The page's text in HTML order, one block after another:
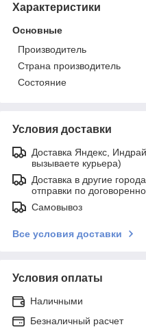
Характеристики
Основные
Производитель
Страна производитель
Состояние
Условия доставки
Доставка Яндекс,
вызываете курьера)
Доставка в другие
отправки по
Самовывоз
Все условия доставки
Условия оплаты
Наличными
Безналичный расчет